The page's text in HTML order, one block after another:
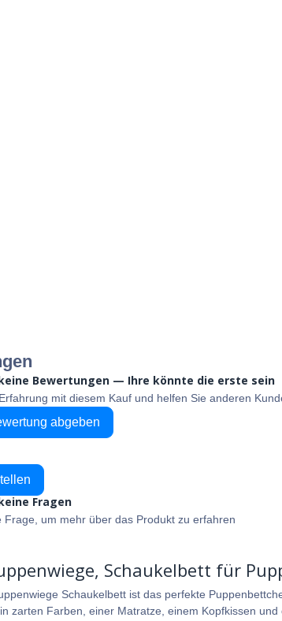
Bewertungen — Ihre könnte die erste sein
mit diesem Kauf und helfen Sie anderen
abgeben
Fragen
Frage, um mehr über das Produkt zu erfahren
Schaukelbett für
Schaukelbett ist das perfekte
zarten Farben, einer Matratze, einem Kopfkissen